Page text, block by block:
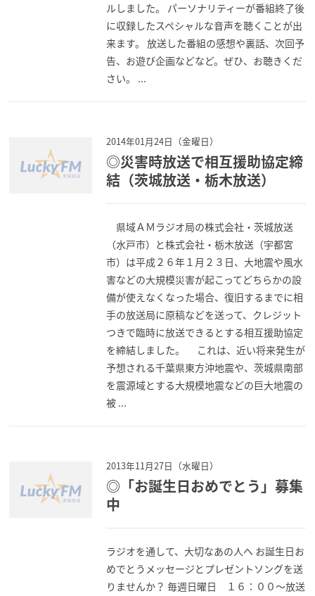
ルしました。 パーソナリティーが番組終了後
に収録したスペシャルな音声を聴くことが出
来ます。 放送した番組の感想や裏話、次回予
告、お遊び企画などなど。ぜひ、お聴きくだ
さい。 ...
2014年01月24日（金曜日）
◎災害時放送で相互援助協定締
結（茨城放送・栃木放送）
県域ＡＭラジオ局の株式会社・茨城放送
（水戸市）と株式会社・栃木放送（宇都宮
市）は平成２６年１月２３日、大地震や風水
害などの大規模災害が起こってどちらかの設
備が使えなくなった場合、復旧するまでに相
手の放送局に原稿などを送って、クレジット
つきで臨時に放送できるとする相互援助協定
を締結しました。 これは、近い将来発生が
予想される千葉県東方沖地震や、茨城県南部
を震源域とする大規模地震などの巨大地震の
被 ...
2013年11月27日（水曜日）
◎「お誕生日おめでとう」募集
中
ラジオを通して、大切なあの人へ お誕生日お
めでとうメッセージとプレゼントソングを送
りませんか？ 毎週日曜日 １６：００～放送